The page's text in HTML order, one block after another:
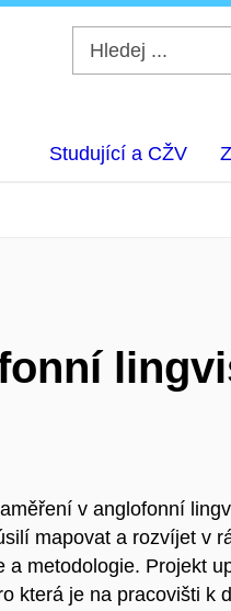
Studující a CŽV
v anglofonní
mapovat a rozvíjet v
a metodologie. Projekt
která je na pracovišti k